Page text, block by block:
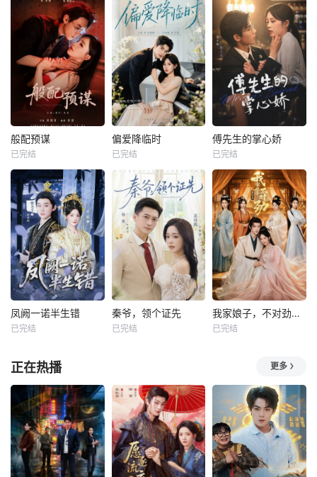
般配预谋
已完结
偏爱降临时
已完结
傅先生的掌心娇
已完结
凤阙一诺半生错
已完结
秦爷，领个证先
已完结
我家娘子，不对劲第四季
已完结
正在热播 更多